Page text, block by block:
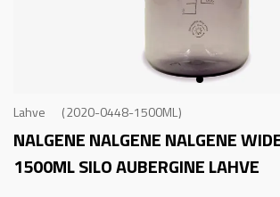
Lahve 2020-0448-1500ML
NALGENE NALGENE NALGENE
1500ML SILO AUBERGINELAHVE